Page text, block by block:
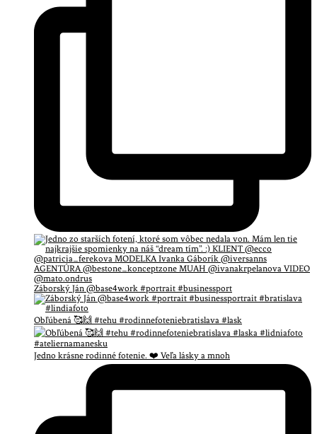
Záborský Ján @base4work #portrait #businessport
Obľúbená 🥰🙌 #tehu #rodinnefoteniebratislava #lask
Jedno krásne rodinné fotenie. ❤️ Veľa lásky a mnoh